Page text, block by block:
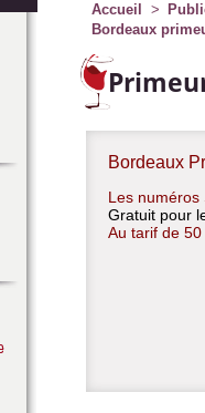
Accueil
Bordeaux
Bordeaux
Les numéros
Gratuit pour
Au tarif de